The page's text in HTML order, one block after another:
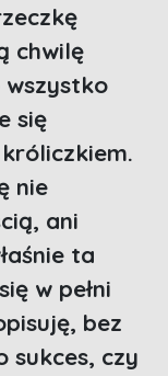
chwilę
wszystko
się
nie
ani
ta
w pełni
bez
sukces, czy